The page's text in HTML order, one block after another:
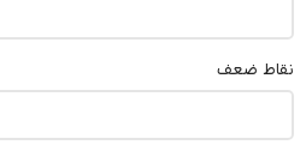
نقاط ضعف